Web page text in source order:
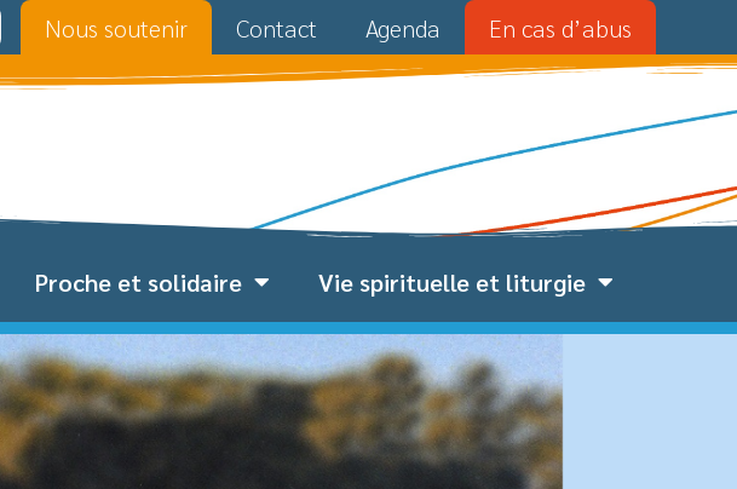
Nous soutenir Contact Agenda En cas d’abus
Proche et solidaire Vie spirituelle et liturgie